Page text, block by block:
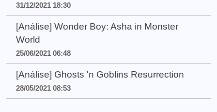
31/12/2021 18:30
[Análise] Wonder Boy: Asha in Monster
World
25/06/2021 06:48
[Análise] Ghosts 'n Goblins Resurrection
28/05/2021 08:53